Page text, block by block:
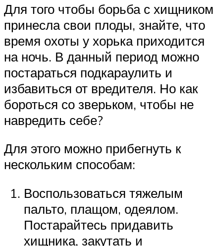
Для того чтобы борьба с хищником
принесла свои плоды, знайте, что
время охоты у хорька приходится
на ночь. В данный период можно
постараться подкараулить и
избавиться от вредителя. Но как
бороться со зверьком, чтобы не
навредить себе?
Для этого можно прибегнуть к
нескольким способам:
Воспользоваться тяжелым
пальто, плащом, одеялом.
Постарайтесь придавить
хищника, закутать и